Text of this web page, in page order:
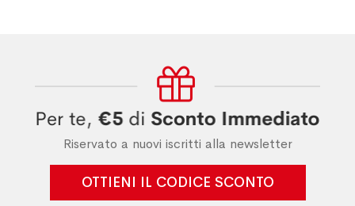
Riservato a nuovi iscritti alla newsletter
OTTIENI IL CODICE SCONTO